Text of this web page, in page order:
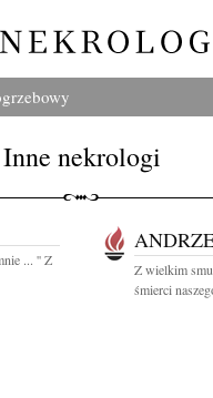
Inne nekrologi
... '' Z
Z wielkim
śmierci